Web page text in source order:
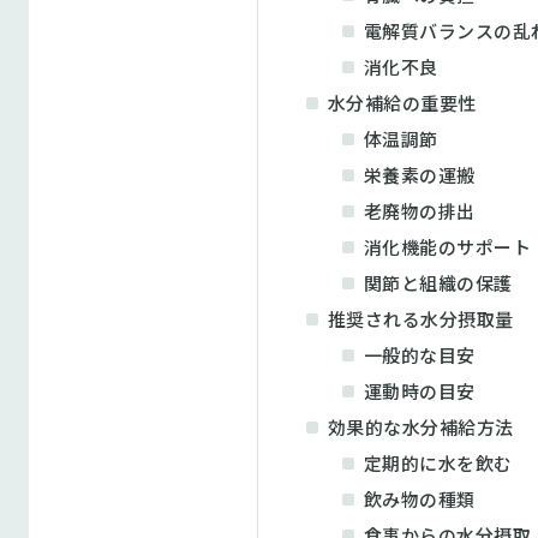
電解質バランスの乱
消化不良
水分補給の重要性
体温調節
栄養素の運搬
老廃物の排出
消化機能のサポート
関節と組織の保護
推奨される水分摂取量
一般的な目安
運動時の目安
効果的な水分補給方法
定期的に水を飲む
飲み物の種類